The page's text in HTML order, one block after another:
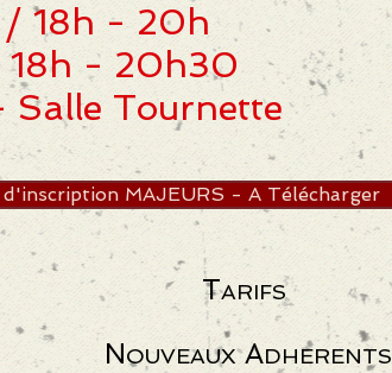
/ 18h - 20h
18h - 20h30
Salle Tournette
d'inscription MAJEURS - A Télécharger
TARIFS
NOUVEAUXADHERENTS